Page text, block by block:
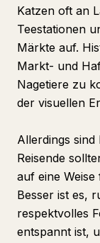
Katzen oft an
Teestationen
Märkte auf.
Markt- und
Nagetiere zu
der visuellen
Allerdings
Reisende
auf eine
Besser ist es,
respektvolles
entspannt ist,